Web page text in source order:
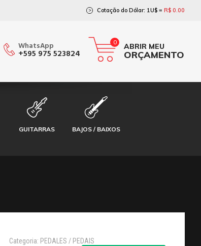
> Cotação do Dólar: 1U$ = R$ 0.00
WhatsApp
+595 975 523824
0 ABRIR MEU
ORÇAMENTO
GUITARRAS BAJOS / BAIXOS
Categoria: PEDALES / PEDAIS